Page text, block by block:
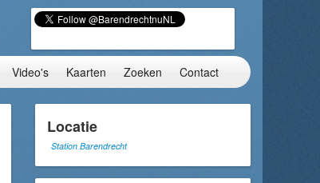
Video's Kaarten Zoeken Contact
Locatie
Station Barendrecht